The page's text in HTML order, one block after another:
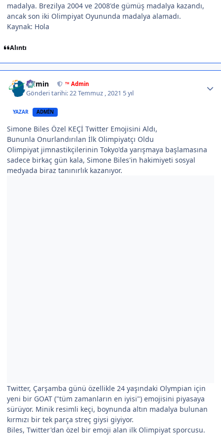
madalya. Brezilya 2004 ve 2008'de gümüş madalya kazandı,
ancak son iki Olimpiyat Oyununda madalya alamadı.
Kaynak: Hola
Alıntı
Admin ™ Admin
Gönderi tarihi:22 Temmuz , 2021 5 yıl
YAZAR ADMIN
Simone Biles Özel KEÇİ Twitter Emojisini Aldı,
Bununla Onurlandırılan İlk Olimpiyatçı Oldu
Olimpiyat jimnastikçilerinin Tokyo'da yarışmaya başlamasına
sadece birkaç gün kala, Simone Biles'in hakimiyeti sosyal
medyada biraz tanınırlık kazanıyor.
Twitter, Çarşamba günü özellikle 24 yaşındaki Olympian için
yeni bir GOAT ("tüm zamanların en iyisi") emojisini piyasaya
sürüyor. Minik resimli keçi, boynunda altın madalya bulunan
kırmızı bir tek parça streç giysi giyiyor.
Biles, Twitter'dan özel bir emoji alan ilk Olimpiyat sporcusu.